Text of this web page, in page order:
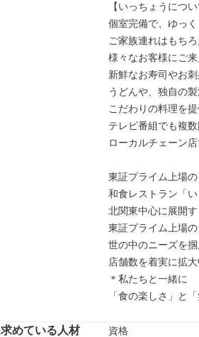
【いっちょうにつ
個室完備で、ゆっ
ご家族連れはもち
様々なお客様にご来
新鮮なお寿司やお
うどんや、独自の
こだわりの料理を提
テレビ番組でも複
ローカルチェーン店
東証プライム上場
和食レストラン「
北関東中心に展開す
東証プライム上場
世の中のニーズを
店舗数を着実に拡
＊私たちと一緒に
「食の楽しさ」と
求めている人材
資格